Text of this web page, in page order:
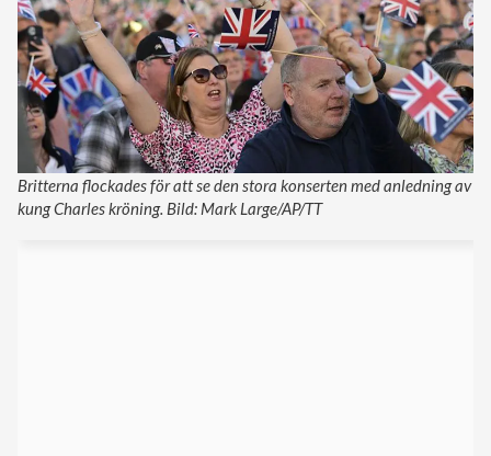
Britterna flockades för att se den stora konserten med anledning av
kung Charles kröning. Bild: Mark Large/AP/TT